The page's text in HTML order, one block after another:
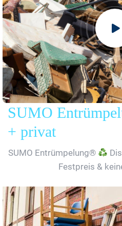
SUMO
+ privat
SUMO Entrümpelung®
Festpreis &